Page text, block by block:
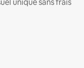
unique sans frais